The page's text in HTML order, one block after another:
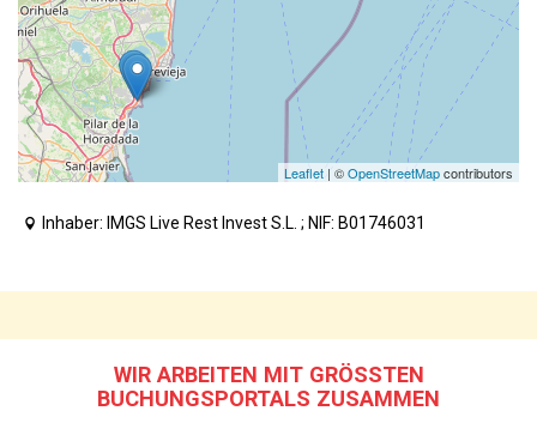
Leaflet | ©OpenStreetMapcontributors
Inhaber: IMGS Live Rest Invest S.L. ; NIF: B01746031
WIR ARBEITEN MIT GRÖSSTEN B
UCHUNGSPORTALS ZUSAMMEN